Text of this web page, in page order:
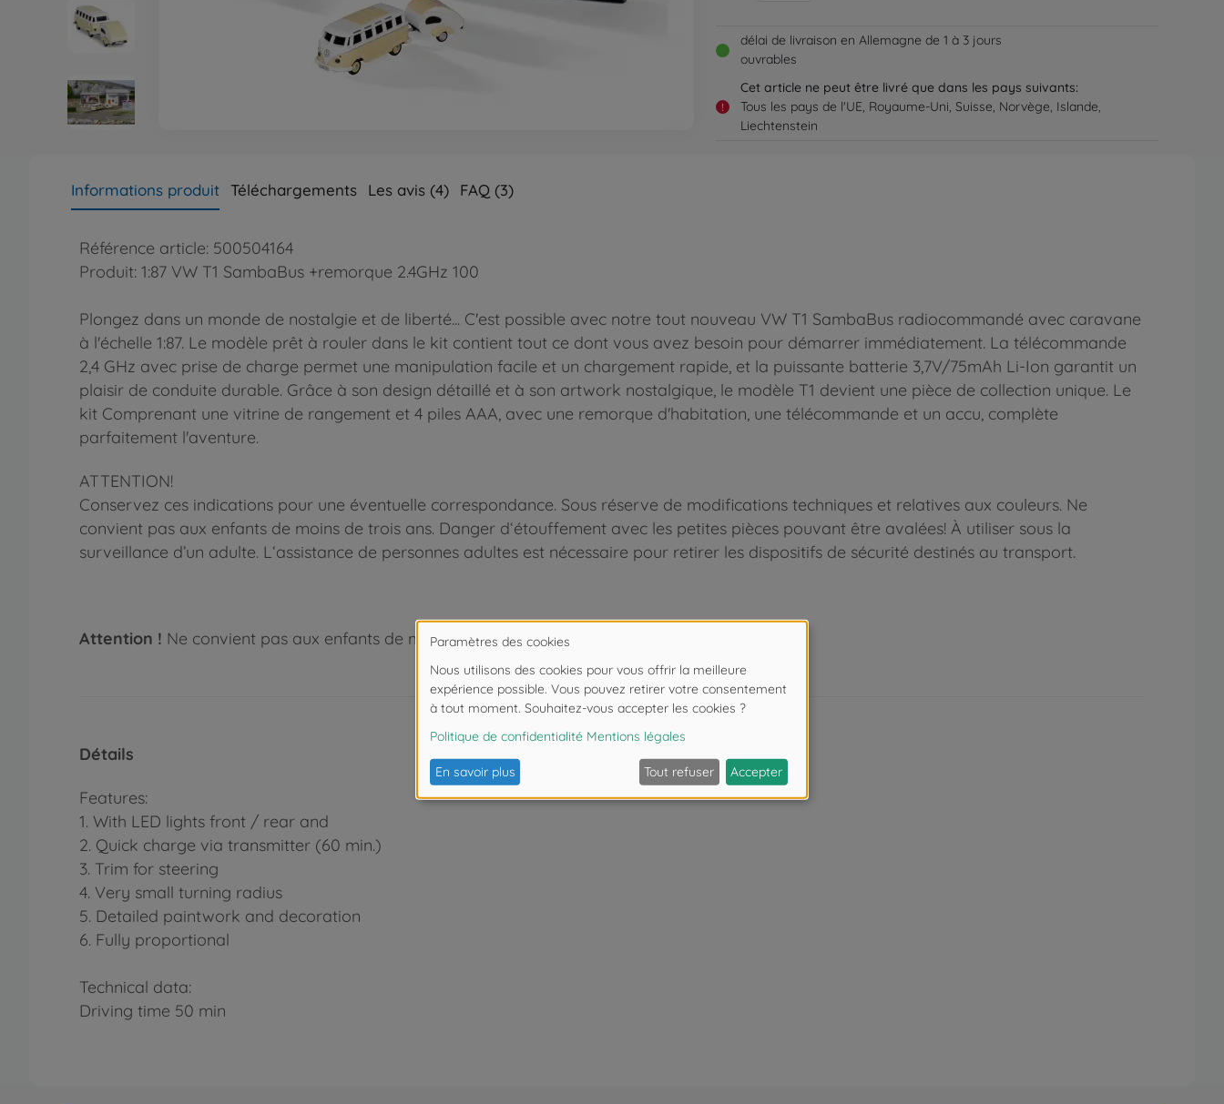
délai de livraison en Allemagne de 1 à 3 jours
ouvrables
!
Cet article ne peut être livré que dans les pays suivants:
Tous les pays de l'UE, Royaume-Uni, Suisse, Norvège, Islande,
Liechtenstein
Informations produit Téléchargements Les avis (4) FAQ (3)
Référence article: 500504164
Produit: 1:87 VW T1 SambaBus +remorque 2.4GHz 100
Plongez dans un monde de nostalgie et de liberté... C'est possible avec notre tout nouveau VW T1 SambaBus radiocommandé avec caravane
à l'échelle 1:87. Le modèle prêt à rouler dans le kit contient tout ce dont vous avez besoin pour démarrer immédiatement. La télécommande
2,4 GHz avec prise de charge permet une manipulation facile et un chargement rapide, et la puissante batterie 3,7V/75mAh Li-Ion garantit un
plaisir de conduite durable. Grâce à son design détaillé et à son artwork nostalgique, le modèle T1 devient une pièce de collection unique. Le
kit Comprenant une vitrine de rangement et 4 piles AAA, avec une remorque d'habitation, une télécommande et un accu, complète
parfaitement l'aventure.
ATTENTION!
Conservez ces indications pour une éventuelle correspondance. Sous réserve de modifications techniques et relatives aux couleurs. Ne
convient pas aux enfants de moins de trois ans. Danger d‘étouffement avec les petites pièces pouvant être avalées! À utiliser sous la
surveillance d’un adulte. L‘assistance de personnes adultes est nécessaire pour retirer les dispositifs de sécurité destinés au transport.
Attention ! Ne convient pas aux enfants de moins de 14 ans.
Détails
Features:
1. With LED lights front / rear and
2. Quick charge via transmitter (60 min.)
3. Trim for steering
4. Very small turning radius
5. Detailed paintwork and decoration
6. Fully proportional
Technical data:
Driving time 50 min